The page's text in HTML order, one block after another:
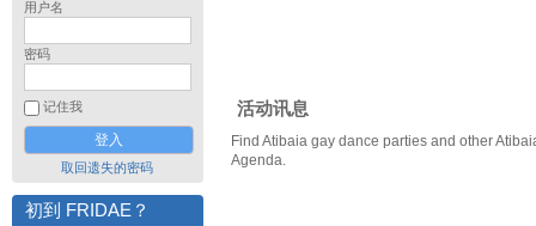
用户名
密码
记住我
取回遗失的密码
初到 FRIDAE？
活动讯息
Find Atibaia gay dance parties and other
Agenda.